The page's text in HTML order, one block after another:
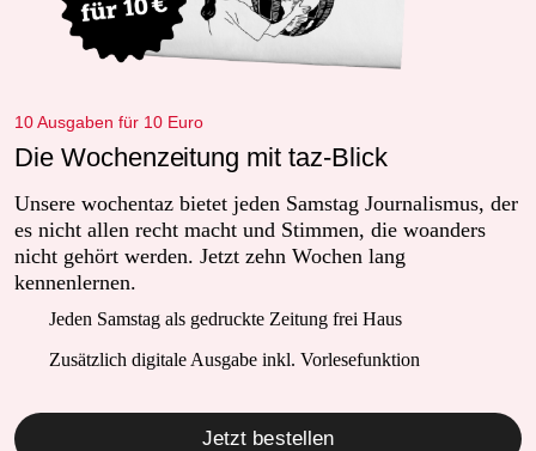
10 Ausgaben für 10 Euro
Die Wochenzeitung mit taz-Blick
Unsere wochentaz bietet jeden Samstag Journalismus, der
es nicht allen recht macht und Stimmen, die woanders
nicht gehört werden. Jetzt zehn Wochen lang
kennenlernen.
Jeden Samstag als gedruckte Zeitung frei Haus
Zusätzlich digitale Ausgabe inkl. Vorlesefunktion
Jetzt bestellen